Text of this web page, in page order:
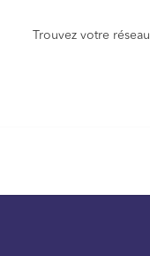
Trouvez votre réseau